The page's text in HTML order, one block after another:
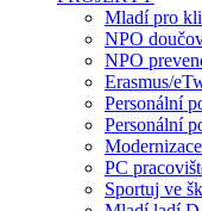
Mladí pro
NPO
NPO
Erasmus/
Personální
Personální
PC
Sportuj ve